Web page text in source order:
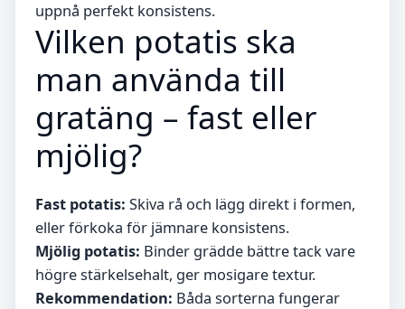
uppnå perfekt konsistens.
Vilken potatis ska
man använda till
gratäng – fast eller
mjölig?
Fast potatis: Skiva rå och lägg direkt i formen,
eller förkoka för jämnare konsistens.
Mjölig potatis: Binder grädde bättre tack vare
högre stärkelsehalt, ger mosigare textur.
Rekommendation: Båda sorterna fungerar